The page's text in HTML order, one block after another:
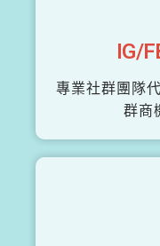
IG/
專業社群團隊
群商